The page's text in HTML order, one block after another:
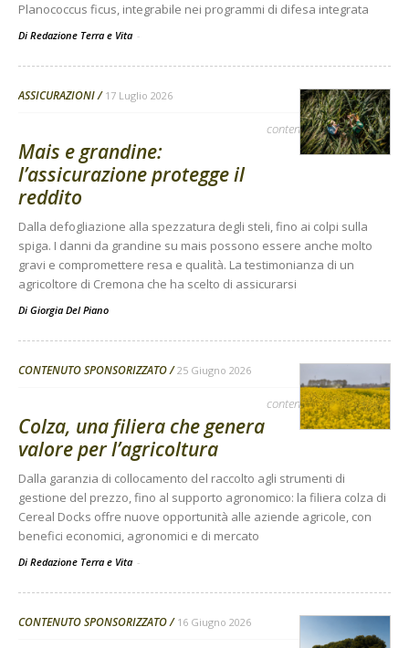
Planococcus ficus, integrabile nei programmi di difesa integrata
Di Redazione Terra e Vita -
ASSICURAZIONI 17 Luglio 2026
contenuto sponsorizzato
Mais e grandine:
l’assicurazione protegge il
reddito
Dalla defogliazione alla spezzatura degli steli, fino ai colpi sulla
spiga. I danni da grandine su mais possono essere anche molto
gravi e compromettere resa e qualità. La testimonianza di un
agricoltore di Cremona che ha scelto di assicurarsi
Di Giorgia Del Piano
CONTENUTO SPONSORIZZATO 25 Giugno 2026
contenuto sponsorizzato
Colza, una filiera che genera
valore per l’agricoltura
Dalla garanzia di collocamento del raccolto agli strumenti di
gestione del prezzo, fino al supporto agronomico: la filiera colza di
Cereal Docks offre nuove opportunità alle aziende agricole, con
benefici economici, agronomici e di mercato
Di Redazione Terra e Vita -
CONTENUTO SPONSORIZZATO 16 Giugno 2026